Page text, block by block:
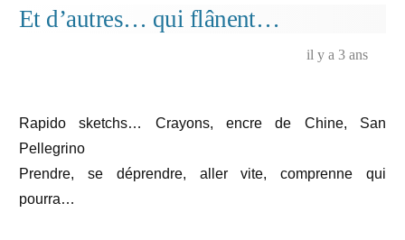
cm
mars
Et d’autres… qui flânent…
il y a 3 ans
Rapido sketchs… Crayons, encre de Chine, San
Pellegrino
Prendre, se déprendre, aller vite, comprenne qui
pourra…